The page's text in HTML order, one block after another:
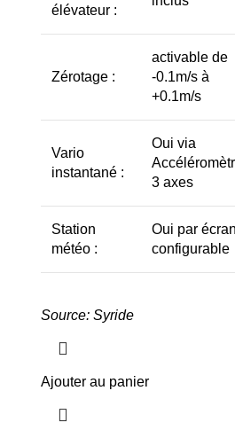
élévateur :
Zérotage :
activable de
-0.1m/s à
+0.1m/s
Vario
instantané :
Oui via
3 axes
Station
météo :
Oui par
configurable
Source: Syride
Ajouter au panier